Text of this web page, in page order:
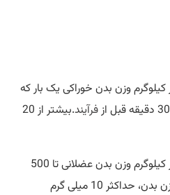
هر کیلوگرم وزن بدن خوراکی یک بار که
فرآیند
.بیشتر از 20
100-150 میکروگرم به ازای هر کیلوگرم وزن بدن عضلانی تا 500
10 میلی گرم